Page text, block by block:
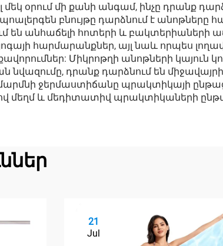
օրում մի քանի անգամ, ինչը դրանք
բնույթը դարձնում է անոթները
են անհաճելի հոտերի և բակտերիաների
հարմարանքներ, այլ նաև որպես
Միկրոթղի անոթների կայուն
նվազումը, դրանք դարձնում են միջավայրի
ջերմաստիճանը պրակտիկայի
մեղմ և մեդիտատիվ պրակտիկաների
21
Jul